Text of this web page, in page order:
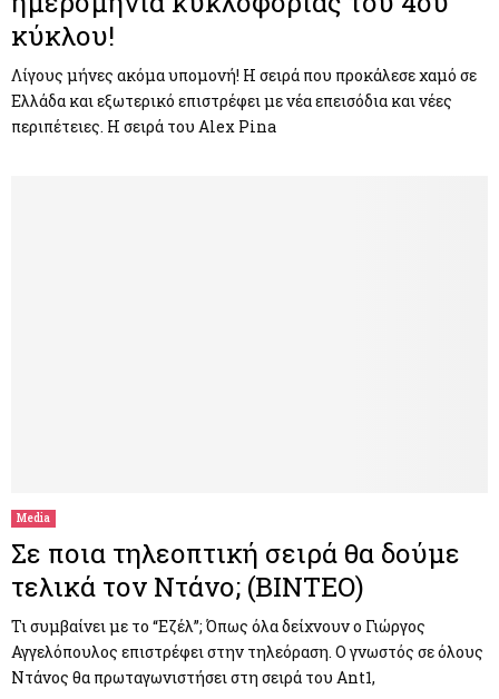
κύκλου!
Λίγους μήνες ακόμα υπομονή! Η σειρά που προκάλεσε χαμό σε
Ελλάδα και εξωτερικό επιστρέφει με νέα επεισόδια και νέες
περιπέτειες. Η σειρά του Alex Pina
Media
Σε ποια τηλεοπτική σειρά θα δούμε
τελικά τον Ντάνο; (ΒΙΝΤΕΟ)
Τι συμβαίνει με το “Εζέλ”; Όπως όλα δείχνουν ο Γιώργος
Αγγελόπουλος επιστρέφει στην τηλεόραση. Ο γνωστός σε όλους
Ντάνος θα πρωταγωνιστήσει στη σειρά του Ant1,